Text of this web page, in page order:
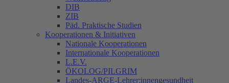
DIB
ZIB
Päd. Praktische Studien
Kooperationen & Initiativen
Nationale Kooperationen
Internationale Kooperationen
L.E.V.
ÖKOLOG/PILGRIM
Landes-ARGE-Lehrer:innengesundheit